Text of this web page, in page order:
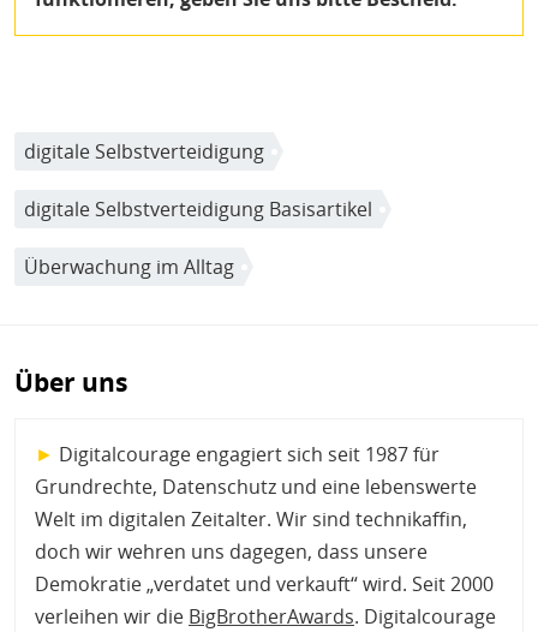
digitale Selbstverteidigung
digitale Selbstverteidigung Basisartikel
Überwachung im Alltag
Über uns
► Digitalcourage engagiert sich seit 1987 für
Grundrechte, Datenschutz und eine lebenswerte
Welt im digitalen Zeitalter. Wir sind technikaffin,
doch wir wehren uns dagegen, dass unsere
Demokratie „verdatet und verkauft“ wird. Seit 2000
verleihen wir die BigBrotherAwards. Digitalcourage